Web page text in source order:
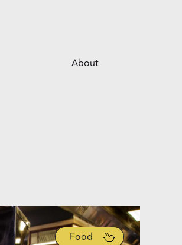
About
Food